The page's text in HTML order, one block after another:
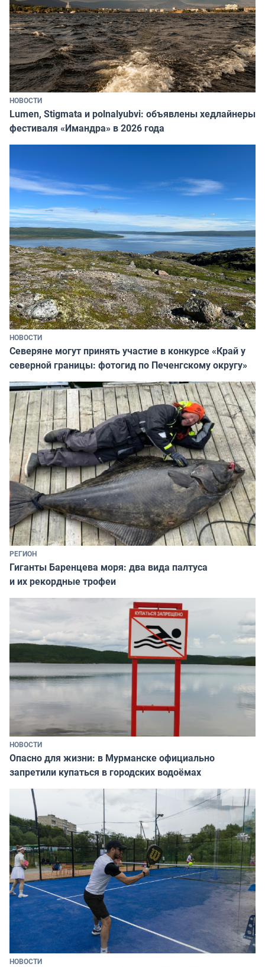
НОВОСТИ
Lumen, Stigmata и polnalyubvi: объявлены хедлайнеры
фестиваля «Имандра» в 2026 года
НОВОСТИ
Северяне могут принять участие в конкурсе «Край у
северной границы: фотогид по Печенгскому округу»
РЕГИОН
Гиганты Баренцева моря: два вида палтуса
и их рекордные трофеи
НОВОСТИ
Опасно для жизни: в Мурманске официально
запретили купаться в городских водоёмах
НОВОСТИ